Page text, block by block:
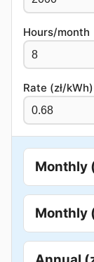
Hours/month
Rate (zł/kWh)
Monthly
Monthly